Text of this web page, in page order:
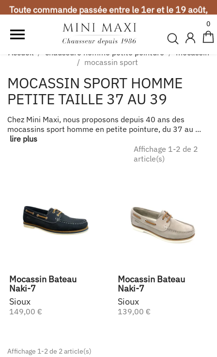
Toute commande passée entre le 1er et le 19 août,
sera expédiée à partir du 20 août. Merci de votre
compréhension.
Vacances d'été
Toute commande passée entre le 1er et le 19 août,
compréhension.

0
Accueil chaussure homme petite pointure
mocassin
mocassin sport
MOCASSIN SPORT HOMME
PETITE TAILLE 37 AU 39
Chez Mini Maxi, nous proposons depuis 40 ans des
mocassins sport homme en petite pointure, du 37 au ...
lire plus
Affichage 1-2 de 2
article(s)
Mocassin Bateau
Naki-7
Sioux
149,00 €
Mocassin Bateau
Naki-7
Sioux
139,00 €
Affichage 1-2 de 2 article(s)